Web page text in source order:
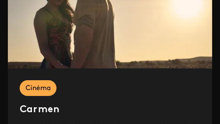
Cinéma
Carmen